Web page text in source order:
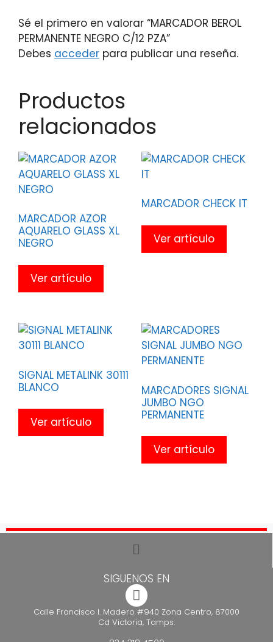
Sé el primero en valorar “MARCADOR BEROL
PERMANENTE NEGRO C/12 PZA”
Debes acceder para publicar una reseña.
Productos
relacionados
MARCADOR AZOR
AQUARELO GLASS XL
NEGRO
Ver artículo
MARCADOR CHECK IT
Ver artículo
SIGNAL METALINK 30111
BLANCO
Ver artículo
MARCADORES SIGNAL
JUMBO NGO
PERMANENTE
Ver artículo
SIGUENOS EN
Calle Francisco I. Madero #940 Zona Centro, 87000
Cd Victoria, Tamps.